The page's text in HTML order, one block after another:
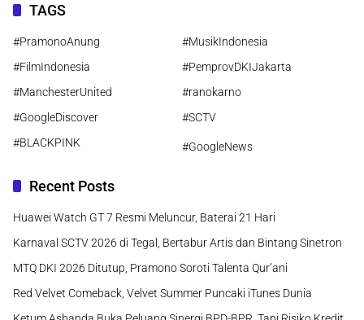
TAGS
#PramonoAnung
#MusikIndonesia
#FilmIndonesia
#PemprovDKIJakarta
#ManchesterUnited
#ranokarno
#GoogleDiscover
#SCTV
#BLACKPINK
#GoogleNews
Recent Posts
Huawei Watch GT 7 Resmi Meluncur, Baterai 21 Hari
Karnaval SCTV 2026 di Tegal, Bertabur Artis dan Bintang Sinetron
MTQ DKI 2026 Ditutup, Pramono Soroti Talenta Qur’ani
Red Velvet Comeback, Velvet Summer Puncaki iTunes Dunia